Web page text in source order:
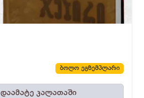
ბოლო ეგზემპლარი
დაამატე კალათაში